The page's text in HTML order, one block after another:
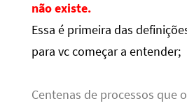
não existe.
Essa é primeira das
para vc começar a entender;
Centenas de processos que